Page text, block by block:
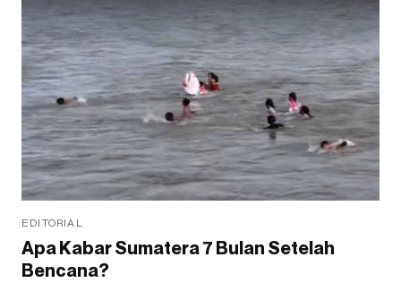
EDITORIAL
Apa Kabar Sumatera 7 Bulan Setelah
Bencana?